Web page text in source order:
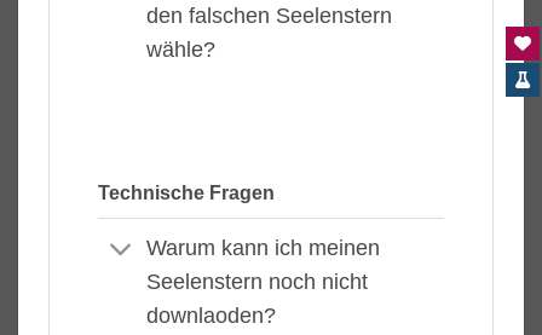
den falschen Seelenstern
wähle?
Technische Fragen
Warum kann ich meinen
Seelenstern noch nicht
downlaoden?